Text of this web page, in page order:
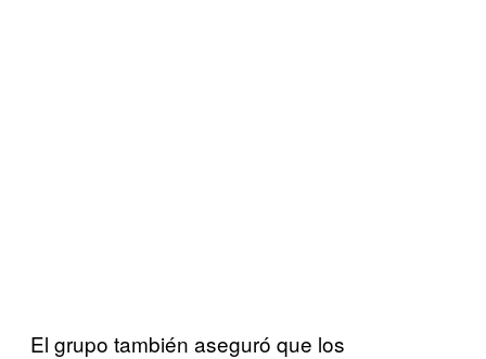
El grupo también aseguró que los